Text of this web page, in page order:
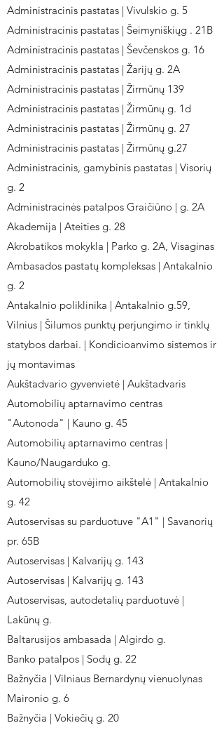
Administracinis pastatas | Vivulskio g. 5
Administracinis pastatas | Šeimyniškiųg . 21B
Administracinis pastatas | Ševčenskos g. 16
Administracinis pastatas | Žarijų g. 2A
Administracinis pastatas | Žirmūnų 139
Administracinis pastatas | Žirmūnų g. 1d
Administracinis pastatas | Žirmūnų g. 27
Administracinis pastatas | Žirmūnų g.27
Administracinis, gamybinis pastatas | Visorių
g. 2
Administracinės patalpos Graičiūno | g. 2A
Akademija | Ateities g. 28
Akrobatikos mokykla | Parko g. 2A, Visaginas
Ambasados pastatų kompleksas | Antakalnio
g. 2
Antakalnio poliklinika | Antakalnio g.59,
Vilnius | Šilumos punktų perjungimo ir tinklų
statybos darbai. | Kondicioanvimo sistemos ir
jų montavimas
Aukštadvario gyvenvietė | Aukštadvaris
Automobilių aptarnavimo centras
"Autonoda" | Kauno g. 45
Automobilių aptarnavimo centras |
Kauno/Naugarduko g.
Automobilių stovėjimo aikštelė | Antakalnio
g. 42
Autoservisas su parduotuve "A1" | Savanorių
pr. 65B
Autoservisas | Kalvarijų g. 143
Autoservisas | Kalvarijų g. 143
Autoservisas, autodetalių parduotuvė |
Lakūnų g.
Baltarusijos ambasada | Algirdo g.
Banko patalpos | Sodų g. 22
Bažnyčia | Vilniaus Bernardynų vienuolynas
Maironio g. 6
Bažnyčia | Vokiečių g. 20